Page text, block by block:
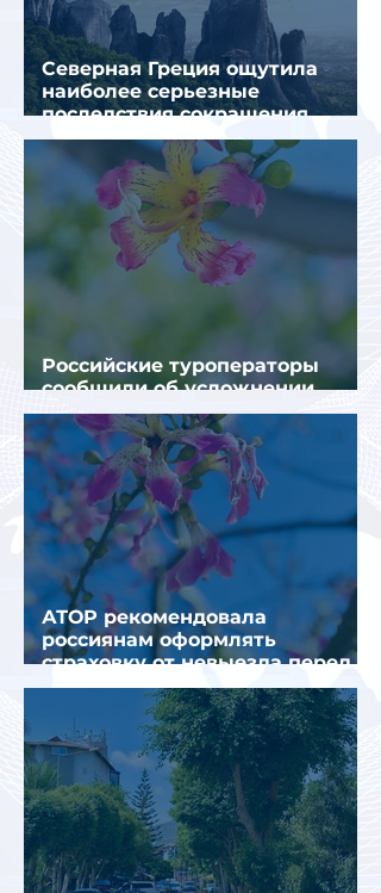
Северная Греция ощутила
наиболее серьезные
последствия сокращения
турпотока из России
Российские туроператоры
сообщили об усложнении
получения виз в Грецию
АТОР рекомендовала
россиянам оформлять
страховку от невыезда перед
поездкой в Грецию